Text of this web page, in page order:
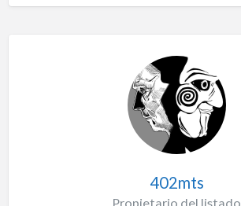
402mts
Propietario del listado